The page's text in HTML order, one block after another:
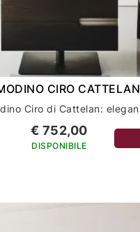
CIRO CATTELAN
€ 752,00
DISPONIBILE